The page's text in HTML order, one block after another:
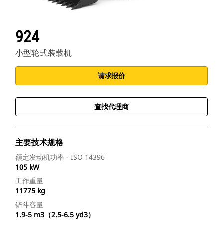
924
小型轮式装载机
请求报价
查找代理商
主要技术规格
额定发动机功率 - ISO 14396
105 kW
工作重量
11775 kg
铲斗容量
1.9-5 m3（2.5-6.5 yd3）